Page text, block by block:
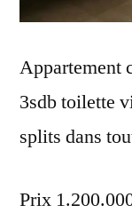
Appartement
3sdb toilette
splits dans
Prix